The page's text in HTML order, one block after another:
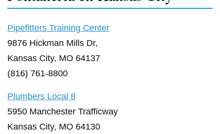
Pipefitters Training Center
9876 Hickman Mills Dr,
Kansas City, MO 64137
(816) 761-8800
Plumbers Local 8
5950 Manchester Trafficway
Kansas City, MO 64130